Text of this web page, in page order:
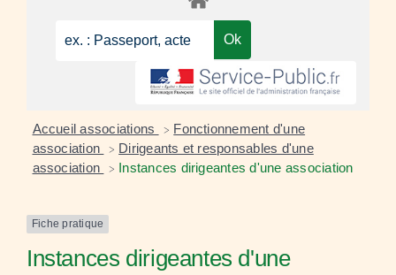
Accueil associations > Fonctionnement d'une
association
> Dirigeants et responsables d'une
association
> Instances dirigeantes d'une association
Fiche pratique
Instances dirigeantes d'une